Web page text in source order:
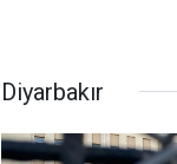
Diyarbakır